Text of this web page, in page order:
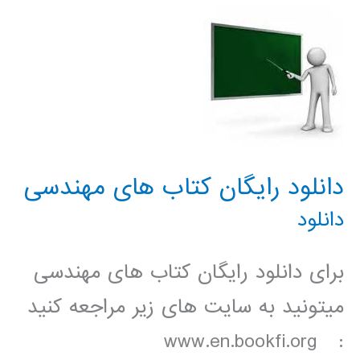
متلب
MATLAB
دانلود رایگان کتاب های مهندسی
دانلود
برای دانلود رایگان کتاب های مهندسی
میتونید به سایت های زیر مراجعه کنید
: www.en.bookfi.org